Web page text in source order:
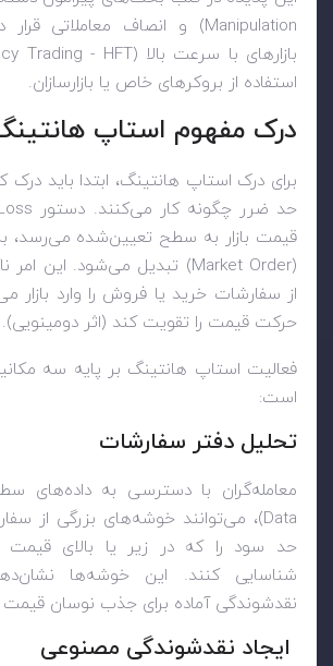
Manipulation) و انصاف معاملاتی قرار
بازارهای با سرعت بالا (Trading - HFT
استفاده از بروکرهای خاص یا بازارسازان.
درک مفهوم استاپ
برای درک استاپ هانتینگ، ابتدا باید
حد ضرر چگونه کار می‌کنند. دستور
قیمت بازار به سطح تعیین‌شده می‌رسد،
(
Market Order) تبدیل می‌شود. این امر
از سفارشات خرید یا فروش را وارد بازار
حرکت قیمت را تقویت کند (اثر دومینویی).
فعالیت استاپ هانتینگ بر پایه سه
است:
تحلیل دفتر سفارشات
معامله‌گران با دسترسی به داده‌های
Data)، می‌توانند خوشه‌های بزرگی از
حد سود را که در زیر یا بالای قیمت
شناسایی کنند. این خوشه‌ها
نقدشوندگی آماده برای جذب نوسان
ایجاد نقدشوندگی مصنوعی